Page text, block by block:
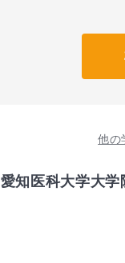
他の
愛知医科大学大